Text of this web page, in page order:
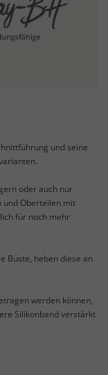
und seine
oder auch nur
und Oberteilen mit
für noch mehr
Büste, heben diese an
werden können,
Silikonband verstärkt